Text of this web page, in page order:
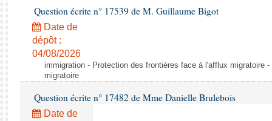
Question écrite n° 17539 de M. Guillaume Bigot
Date de
dépôt :
04/08/2026
immigration - Protection des frontières face à l'afflux migratoire
migratoire
Question écrite n° 17482 de Mme Danielle Brulebois
Date de